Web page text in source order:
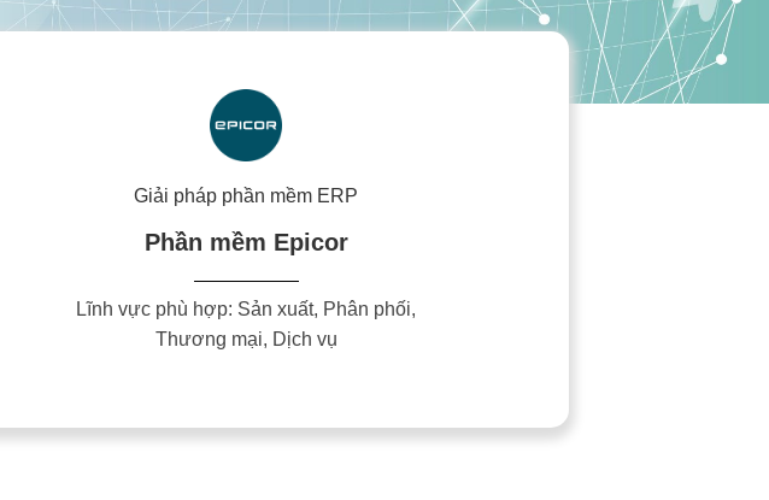
Giải pháp phần mềm ERP
Phần mềm Epicor
Lĩnh vực phù hợp: Sản xuất, Phân phối,
Thương mại, Dịch vụ